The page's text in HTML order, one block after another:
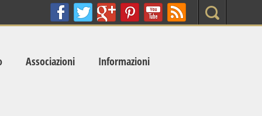
Search
Associazioni Informazioni